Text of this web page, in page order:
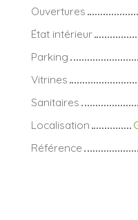
Ouvertures
État intérieur
Parking
Vitrines
Sanitaires
Localisation
Référence